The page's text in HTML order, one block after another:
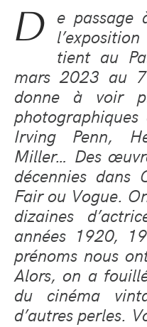
D e passage
tient au
mars 2023 au
donne à voir
Irving Penn,
Miller… Des
décennies dans
Fair ou Vogue.
dizaines
années 1920,
prénoms nous
Alors, on a
du cinéma
d’autres perles.